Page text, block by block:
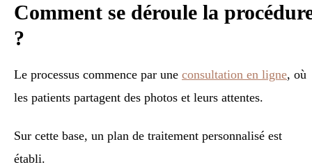
Comment se déroule la
?
Le processus commence par une consultation en ligne, où
les patients partagent des photos et leurs attentes.
Sur cette base, un plan de traitement personnalisé est
établi.